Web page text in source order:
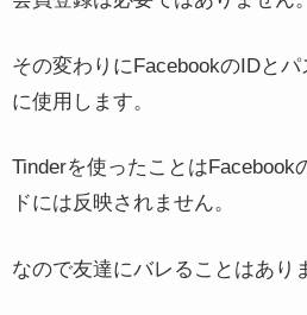
その変わりにFacebookのIDと
に使用します。
Tinderを使ったことはFacebook
ドには反映されません。
なので友達にバレることはあり